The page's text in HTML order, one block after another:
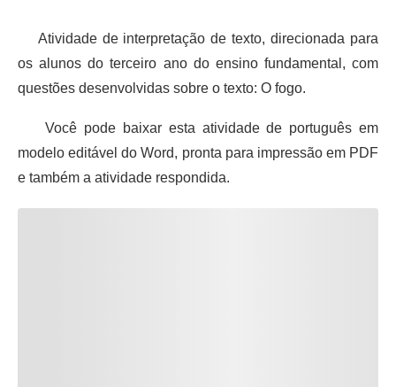
Atividade de interpretação de texto, direcionada para
os alunos do terceiro ano do ensino fundamental, com
questões desenvolvidas sobre o texto: O fogo.
Você pode baixar esta atividade de português em
modelo editável do Word, pronta para impressão em PDF
e também a atividade respondida.